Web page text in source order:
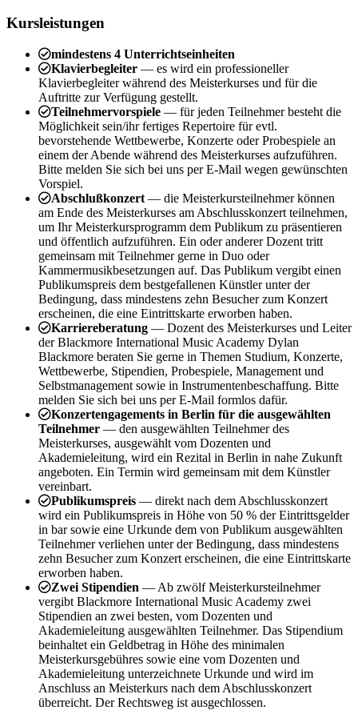
Kursleistungen
mindestens 4 Unterrichtseinheiten
Klavierbegleiter — es wird ein professioneller
Klavierbegleiter während des Meisterkurses und für die
Auftritte zur Verfügung gestellt.
Teilnehmervorspiele — für jeden Teilnehmer besteht die
Möglichkeit sein/ihr fertiges Repertoire für evtl.
bevorstehende Wettbewerbe, Konzerte oder Probespiele an
einem der Abende während des Meisterkurses aufzuführen.
Bitte melden Sie sich bei uns per E-Mail wegen gewünschten
Vorspiel.
Abschlußkonzert — die Meisterkursteilnehmer können
am Ende des Meisterkurses am Abschlusskonzert teilnehmen,
um Ihr Meisterkursprogramm dem Publikum zu präsentieren
und öffentlich aufzuführen. Ein oder anderer Dozent tritt
gemeinsam mit Teilnehmer gerne in Duo oder
Kammermusikbesetzungen auf. Das Publikum vergibt einen
Publikumspreis dem bestgefallenen Künstler unter der
Bedingung, dass mindestens zehn Besucher zum Konzert
erscheinen, die eine Eintrittskarte erworben haben.
Karriereberatung — Dozent des Meisterkurses und Leiter
der Blackmore International Music Academy Dylan
Blackmore beraten Sie gerne in Themen Studium, Konzerte,
Wettbewerbe, Stipendien, Probespiele, Management und
Selbstmanagement sowie in Instrumentenbeschaffung. Bitte
melden Sie sich bei uns per E-Mail formlos dafür.
Konzertengagements in Berlin für die ausgewählten
Teilnehmer — den ausgewählten Teilnehmer des
Meisterkurses, ausgewählt vom Dozenten und
Akademieleitung, wird ein Rezital in Berlin in nahe Zukunft
angeboten. Ein Termin wird gemeinsam mit dem Künstler
vereinbart.
Publikumspreis — direkt nach dem Abschlusskonzert
wird ein Publikumspreis in Höhe von 50 % der Eintrittsgelder
in bar sowie eine Urkunde dem von Publikum ausgewählten
Teilnehmer verliehen unter der Bedingung, dass mindestens
zehn Besucher zum Konzert erscheinen, die eine Eintrittskarte
erworben haben.
Zwei Stipendien — Ab zwölf Meisterkursteilnehmer
vergibt Blackmore International Music Academy zwei
Stipendien an zwei besten, vom Dozenten und
Akademieleitung ausgewählten Teilnehmer. Das Stipendium
beinhaltet ein Geldbetrag in Höhe des minimalen
Meisterkursgebühres sowie eine vom Dozenten und
Akademieleitung unterzeichnete Urkunde und wird im
Anschluss an Meisterkurs nach dem Abschlusskonzert
überreicht. Der Rechtsweg ist ausgechlossen.